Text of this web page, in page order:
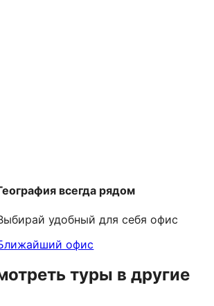
всегда рядом
удобный для себя офис
офис
туры в другие